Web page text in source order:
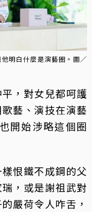
明白什麼是演藝圈。圖／
，對女兒都呵護
藝、演技在演藝
開始涉略這個圈
恨鐵不成鋼的父
，或是謝祖武對
嚴荷令人咋舌，